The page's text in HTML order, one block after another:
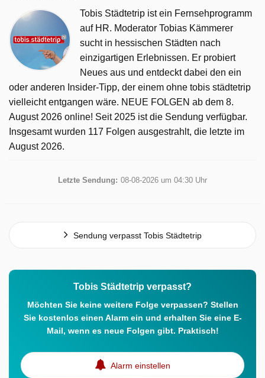
Tobis Städtetrip ist ein Fernsehprogramm
auf HR. Moderator Tobias Kämmerer
sucht in hessischen Städten nach
einzigartigen Erlebnissen. Er probiert
Neues aus und entdeckt dabei den ein
oder anderen Insider-Tipp, der einem ohne tobis städtetrip
vielleicht entgangen wäre. NEUE FOLGEN ab dem 8.
August 2026 online! Seit 2025 ist die Sendung verfügbar.
Insgesamt wurden 117 Folgen ausgestrahlt, die letzte im
August 2026.
Letzte Sendung: 08-08-2026 um 04:30 Uhr
Sendung verpasst Tobis Städtetrip
Tobis Städtetrip verpasst?
Möchten Sie keine weitere Folge verpassen? Stellen
Sie kostenlos einen Alarm ein und erhalten Sie eine E-
Mail, wenn es neue Folgen gibt. Praktisch!
Alarm einstellen